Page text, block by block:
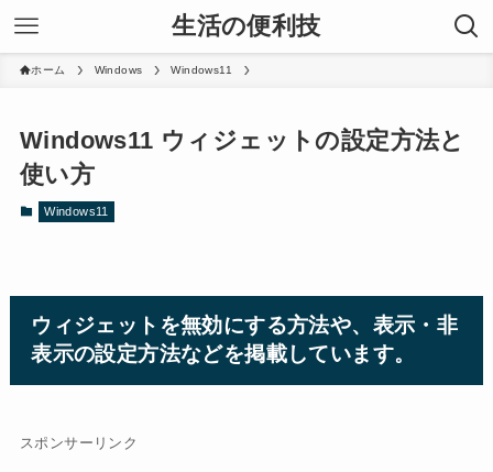
生活の便利技
ホーム Windows Windows11
Windows11 ウィジェットの設定方法と
使い方
Windows11
ウィジェットを無効にする方法や、表示・非
表示の設定方法などを掲載しています。
スポンサーリンク